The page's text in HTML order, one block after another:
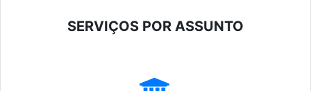
SERVIÇOS POR ASSUNTO